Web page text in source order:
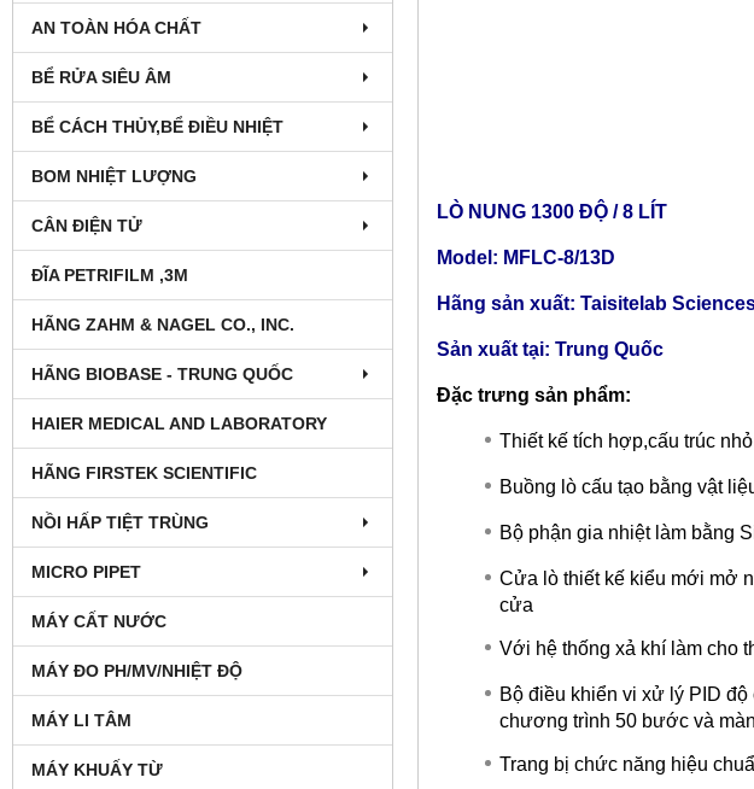
AN TOÀN HÓA CHẤT
BỂ RỬA SIÊU ÂM
BỂ CÁCH THỦY,BỂ ĐIỀU NHIỆT
BOM NHIỆT LƯỢNG
CÂN ĐIỆN TỬ
ĐĨA PETRIFILM ,3M
HÃNG ZAHM & NAGEL CO., INC.
HÃNG BIOBASE - TRUNG QUỐC
HAIER MEDICAL AND LABORATORY
HÃNG FIRSTEK SCIENTIFIC
NỒI HẤP TIỆT TRÙNG
MICRO PIPET
MÁY CẤT NƯỚC
MÁY ĐO PH/MV/NHIỆT ĐỘ
MÁY LI TÂM
MÁY KHUẤY TỪ
LÒ NUNG 1300 ĐỘ / 8 LÍT
Model: MFLC-8/13D
Hãng sản xuất: Taisitelab
Sản xuất tại: Trung Quốc
Đặc trưng sản phẩm:
Thiết kế tích hợp,cấu trúc
Buồng lò cấu tạo bằng vật
Bộ phận gia nhiệt làm bằng
Cửa lò thiết kế kiểu mới mở
cửa
Với hệ thống xả khí làm cho
Bộ điều khiển vi xử lý PID
chương trình 50 bước và
Trang bị chức năng hiệu